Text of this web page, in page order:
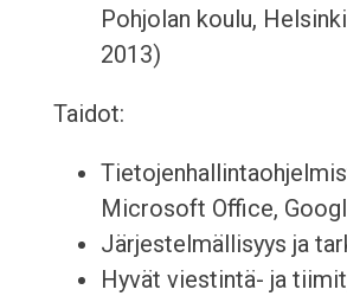
Pohjolan koulu,
2013)
Taidot:
Microsoft Office,
Järjestelmällisyys ja
Hyvät viestintä- ja